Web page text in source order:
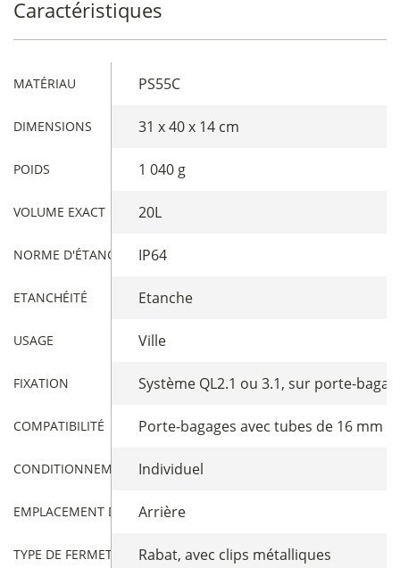
Caractéristiques
MATÉRIAU PS55C
DIMENSIONS 31 x 40 x 14 cm
POIDS 1 040 g
VOLUME EXACT 20L
NORME D'ÉTANCHÉITÉIP64
ETANCHÉITÉ Etanche
USAGE Ville
FIXATION Système QL2.1 ou 3.1, sur porte-
COMPATIBILITÉ Porte-bagages avec tubes de 16 mm
CONDITIONNEMENT Individuel
EMPLACEMENT DE LA SACOCHE
Arrière
TYPE DE FERMETURE SACOCHESRabat, avec clips métalliques